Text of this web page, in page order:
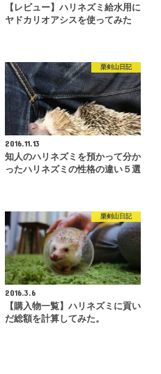
【レビュー】ハリネズミ給水用に
ヤドカリオアシスを使ってみた
栗剣山日記
2016.11.13
知人のハリネズミを預かって分か
ったハリネズミの性格の違い５選
栗剣山日記
2016.3.6
【購入物一覧】ハリネズミに貢い
だ総額を計算してみた。